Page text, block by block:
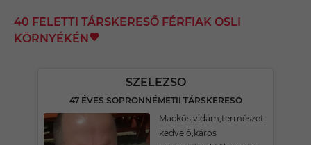
40 FELETTI TÁRSKERESŐ FÉRFIAK OSLI
KÖRNYÉKÉN
SZELEZSO
47 ÉVES SOPRONNÉMETII TÁRSKERESŐ
Mackós,vidám,természet
kedvelő,káros